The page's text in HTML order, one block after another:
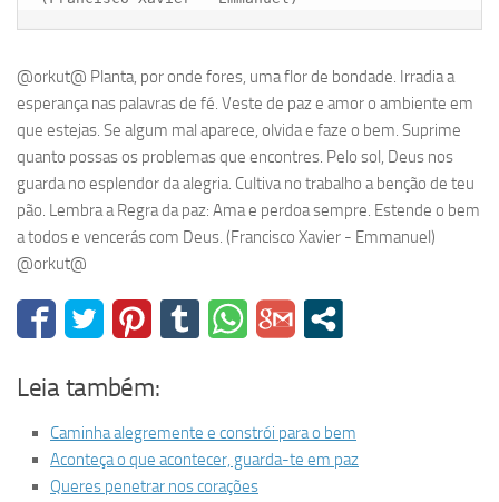
@orkut@ Planta, por onde fores, uma flor de bondade. Irradia a
esperança nas palavras de fé. Veste de paz e amor o ambiente em
que estejas. Se algum mal aparece, olvida e faze o bem. Suprime
quanto possas os problemas que encontres. Pelo sol, Deus nos
guarda no esplendor da alegria. Cultiva no trabalho a benção de teu
pão. Lembra a Regra da paz: Ama e perdoa sempre. Estende o bem
a todos e vencerás com Deus. (Francisco Xavier - Emmanuel)
@orkut@
Leia também:
Caminha alegremente e constrói para o bem
Aconteça o que acontecer, guarda-te em paz
Queres penetrar nos corações